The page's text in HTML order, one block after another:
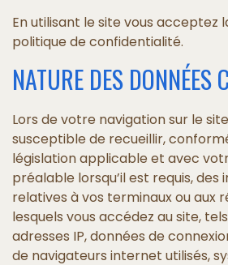
En utilisant le site vous acceptez
politique de confidentialité.
NATURE DES DONNÉES
Lors de votre navigation sur le
susceptible de recueillir,
législation applicable et avec
préalable lorsqu’il est requis, des
relatives à vos terminaux ou aux
lesquels vous accédez au site,
adresses IP, données de
de navigateurs internet utilisés,